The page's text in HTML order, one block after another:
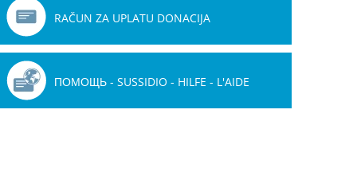
RAČUN ZA UPLATU DONACIJA
ПОМОЩЬ - SUSSIDIO - HILFE - L'AIDE